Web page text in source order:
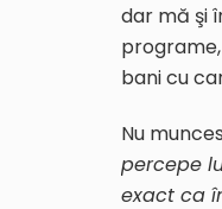
dar mă şi
bani cu
Nu
percepe
exact ca